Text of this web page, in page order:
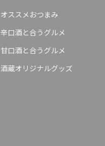
オススメおつまみ
辛口酒と合うグルメ
甘口酒と合うグルメ
酒蔵オリジナルグッズ